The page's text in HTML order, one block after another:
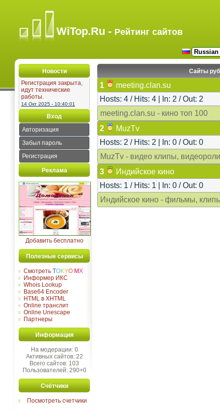
WiTop.Ru - Рейтинг сайтов
Новости
Регистрация закрыта,
идут технические
работы.
14 Окт 2025 - 10:40:01
Вход
Авторизация
Забыл пароль
Регистрация
Реклама
Добавить бесплатно
Полезные сервисы
Смотреть TOKYO MX
Информер ИКС
Whois Lookup
Base64 Encoder
HTML в XHTML
Online транслит
Online Unescape
Партнеры
Информация
На модерации: 0
Активных сайтов: 22
Всего сайтов: 103
Пользователей: 290+0
Счётчики
Посмотреть счетчики
Сайты
1
meeting.clan.su
Hosts: 4 / Hits: 4 | In: 2 / Out: 2
meeting.clan.su - кино топ 100
2
MuzTv
Hosts: 2 / Hits: 2 | In: 0 / Out: 0
MuzTv - видео клипы,
3
Индийское кино
Hosts: 1 / Hits: 1 | In: 0 / Out: 0
Индийское кино - фильмы,